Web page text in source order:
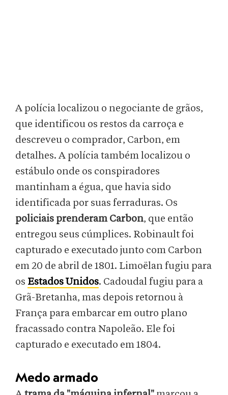
A polícia localizou o negociante de grãos,
que identificou os restos da carroça e
descreveu o comprador, Carbon, em
detalhes. A polícia também localizou o
estábulo onde os conspiradores
mantinham a égua, que havia sido
identificada por suas ferraduras. Os
policiais prenderam Carbon, que então
entregou seus cúmplices. Robinault foi
capturado e executado junto com Carbon
em 20 de abril de 1801. Limoëlan fugiu para
os Estados Unidos. Cadoudal fugiu para a
Grã-Bretanha, mas depois retornou à
França para embarcar em outro plano
fracassado contra Napoleão. Ele foi
capturado e executado em 1804.
Medo armado